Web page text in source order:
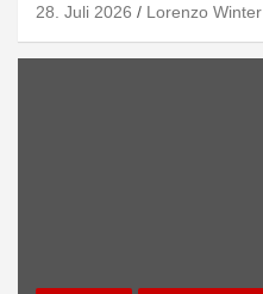
28. Juli 2026 Lorenzo Winter